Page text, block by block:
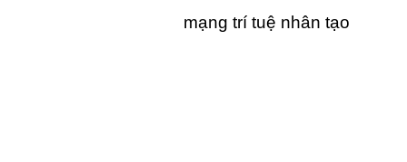
mạng trí tuệ nhân tạo